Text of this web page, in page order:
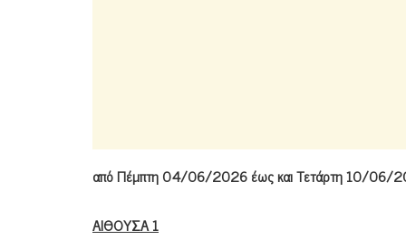
από Πέμπτη 04/06/2026 έως και Τετάρτη 10/06/
ΑΙΘΟΥΣΑ 1